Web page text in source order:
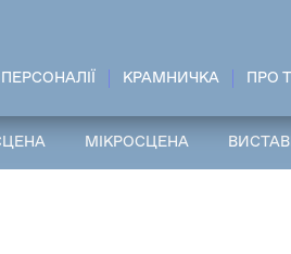
ПЕРСОНАЛІЇ КРАМНИЧКА ПРО
МІКРОСЦЕНА